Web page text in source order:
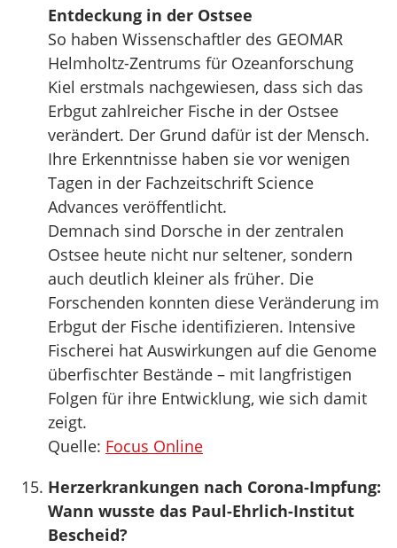
Entdeckung in der Ostsee
So haben Wissenschaftler des GEOMAR
Helmholtz-Zentrums für Ozeanforschung
Kiel erstmals nachgewiesen, dass sich das
Erbgut zahlreicher Fische in der Ostsee
verändert. Der Grund dafür ist der Mensch.
Ihre Erkenntnisse haben sie vor wenigen
Tagen in der Fachzeitschrift Science
Advances veröffentlicht.
Demnach sind Dorsche in der zentralen
Ostsee heute nicht nur seltener, sondern
auch deutlich kleiner als früher. Die
Forschenden konnten diese Veränderung im
Erbgut der Fische identifizieren. Intensive
Fischerei hat Auswirkungen auf die Genome
überfischter Bestände – mit langfristigen
Folgen für ihre Entwicklung, wie sich damit
zeigt.
Quelle: Focus Online
Herzerkrankungen nach Corona-Impfung:
Wann wusste das Paul-Ehrlich-Institut
Bescheid?